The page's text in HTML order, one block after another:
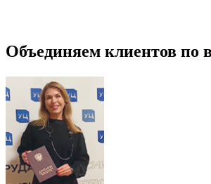
Объединяем клиентов по